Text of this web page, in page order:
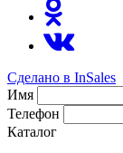
Сделано в InSales
Имя
Телефон
Каталог